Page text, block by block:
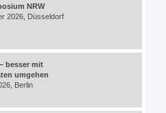
NRW
2026, Düsseldorf
besser mit
umgehen
Berlin